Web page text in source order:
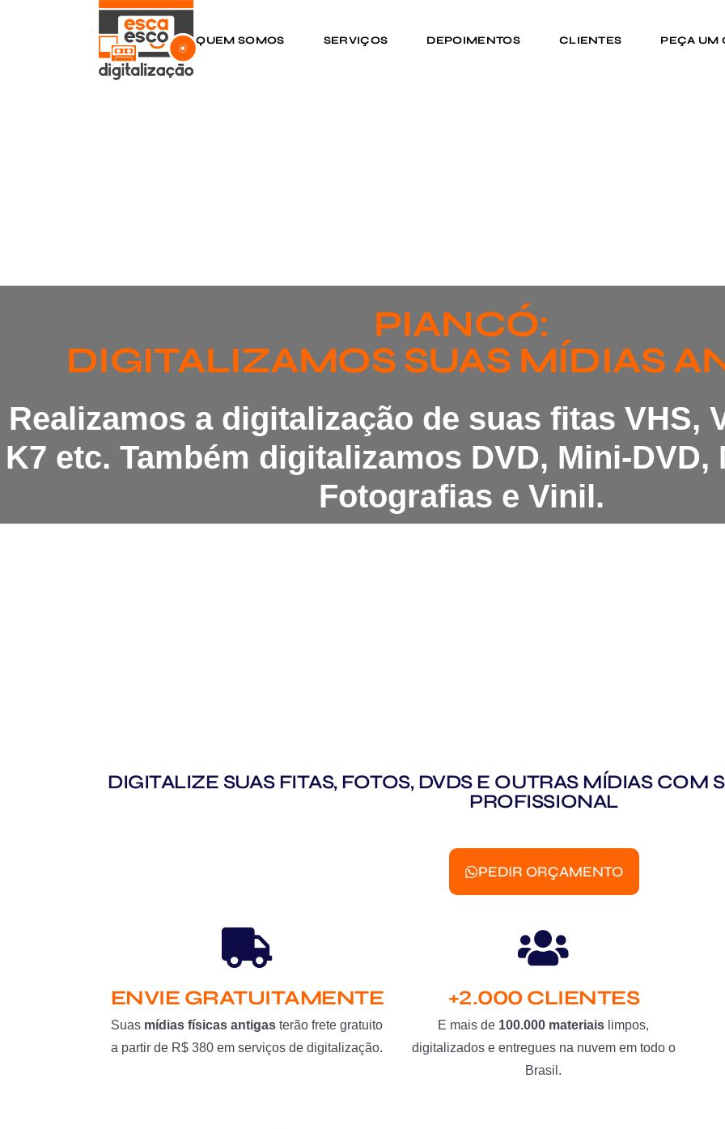
QUEM SOMOS SERVIÇOS DEPOIMENTOS CLIENTES PEÇA UM
PIANCÓ:
DIGITALIZAMOS SUAS MÍDIAS
Realizamos a digitalização de suas fitas VHS,
K7 etc. Também digitalizamos DVD, Mini-DVD,
Fotografias e Vinil.
DIGITALIZE SUAS FITAS, FOTOS, DVDS E OUTRAS MÍDIAS COM
PROFISSIONAL
PEDIR ORÇAMENTO
ENVIE GRATUITAMENTE
Suas mídias físicas antigas terão frete gratuito
a partir de R$ 380 em serviços de digitalização.
+2.000 CLIENTES
E mais de 100.000 materiais limpos,
digitalizados e entregues na nuvem em todo o
Brasil.